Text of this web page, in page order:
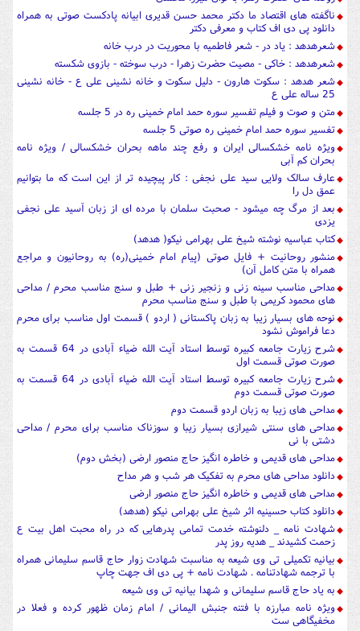
ناگفته های اقتصاد ما دکتر محمد حسن قدیری ابیانه پادکست صوتی به همراه
دانلود پی دی اف کتاب و معرفی دکتر
شعرهدهد : یاد در - شعر فاطمیه با محوریت در درب خانه
شعرهدهد : خاکی - مصیت حضرت زهرا - درب سوخته - بازوی شکسته
شعر هدهد : سکوت هارون - دلیل سکوت و خانه نشینی علی ع - خانه نشینی
25 ساله علی ع
متن و صوت و فیلم تفسیر سوره حمد امام خمینی ره در 5 جلسه
تفسیر سوره حمد امام خمینی ره صوتی 5 جلسه
ویژه نامه خشکسالی ایران و رفع چند ماهه بحران خشکسالی / ویژه نامه
بحران کم آبی
عارف سالک ولایی سید علی نجفی : کار پیچیده تر از این است که ما بتوانیم
عمق دل را
بعد از مرگ چه میشود - صحبت سلمان با مرده ای از زبان آسید علی نجفی
یزدی
کتاب عباسیه نوشته شیخ علی بهرامی نیکو( هدهد)
منشور روحانیت + فایل صوتی (پیام امام خمینی(ره) به روحانیون و مراجع
همراه با متن کامل آن)
مداحی مناسب سینه زنی و زنجیر زنی + طبل و سنج مناسب محرم / مداحی
های محمود کریمی با طبل و سنج مناسب محرم
نوحه های بسیار زیبا به زبان پاکستانی ( اردو ) قسمت اول مناسب برای محرم
دعا فراموش نشود
شرح زیارت جامعه کبیره توسط استاد آیت الله ضیاء آبادی در 64 قسمت به
صورت صوتی قسمت اول
شرح زیارت جامعه کبیره توسط استاد آیت الله ضیاء آبادی در 64 قسمت به
صورت صوتی قسمت دوم
مداحی های زیبا به زبان اردو قسمت دوم
مداحی های سنتی شیرازی بسیار زیبا و سوزناک مناسب برای محرم / مداحی
دشتی با نی
مداحی های قدیمی و خاطره انگیز حاج منصور ارضی (بخش دوم)
دانلود مداحی های محرم به تفکیک هر شب و هر مداح
مداحی های قدیمی و خاطره انگیز حاج منصور ارضی
دانلود کتاب حسینیه اثر شیخ علی بهرامی نیکو (هدهد)
شهادت نامه _ دلنوشته خدمت تمامی پدرهایی که در راه محبت اهل بیت ع
زحمت کشیدند _ هدیه روز پدر
بیانیه تکمیلی تی وی شیعه به مناسبت شهادت زوار حاج قاسم سلیمانی همراه
با ترجمه شهادتنامه . شهادت نامه + پی دی اف جهت چاپ
به یاد حاج قاسم سلیمانی و شهدا بیانیه تی وی شیعه
ویژه نامه مبارزه با فتنه جنبش الیمانی / امام زمان ظهور کرده و فعلا در
مخفیگاهی ست